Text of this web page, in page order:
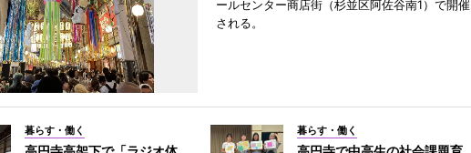
ールセンター商店街（杉並区阿佐谷南1）で開催
される。
暮らす・働く 暮らす・働く